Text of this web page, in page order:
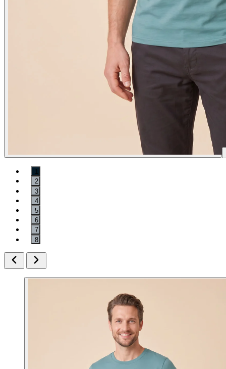
1
2
3
4
5
6
7
8